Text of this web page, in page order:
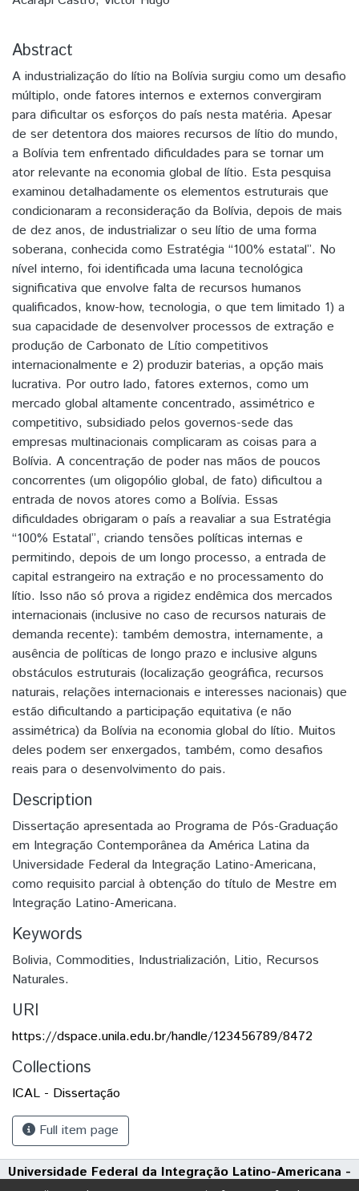
Abstract
A industrialização do lítio na Bolívia surgiu como um desafio
múltiplo, onde fatores internos e externos convergiram
para dificultar os esforços do país nesta matéria. Apesar
de ser detentora dos maiores recursos de lítio do mundo,
a Bolívia tem enfrentado dificuldades para se tornar um
ator relevante na economia global de lítio. Esta pesquisa
examinou detalhadamente os elementos estruturais que
condicionaram a reconsideração da Bolívia, depois de mais
de dez anos, de industrializar o seu lítio de uma forma
soberana, conhecida como Estratégia “100% estatal”. No
nível interno, foi identificada uma lacuna tecnológica
significativa que envolve falta de recursos humanos
qualificados, know-how, tecnologia, o que tem limitado 1) a
sua capacidade de desenvolver processos de extração e
produção de Carbonato de Lítio competitivos
internacionalmente e 2) produzir baterias, a opção mais
lucrativa. Por outro lado, fatores externos, como um
mercado global altamente concentrado, assimétrico e
competitivo, subsidiado pelos governos-sede das
empresas multinacionais complicaram as coisas para a
Bolívia. A concentração de poder nas mãos de poucos
concorrentes (um oligopólio global, de fato) dificultou a
entrada de novos atores como a Bolívia. Essas
dificuldades obrigaram o país a reavaliar a sua Estratégia
“100% Estatal”, criando tensões políticas internas e
permitindo, depois de um longo processo, a entrada de
capital estrangeiro na extração e no processamento do
lítio. Isso não só prova a rigidez endêmica dos mercados
internacionais (inclusive no caso de recursos naturais de
demanda recente): também demostra, internamente, a
ausência de políticas de longo prazo e inclusive alguns
obstáculos estruturais (localização geográfica, recursos
naturais, relações internacionais e interesses nacionais) que
estão dificultando a participação equitativa (e não
assimétrica) da Bolívia na economia global do lítio. Muitos
deles podem ser enxergados, também, como desafios
reais para o desenvolvimento do pais.
Description
Dissertação apresentada ao Programa de Pós-Graduação
em Integração Contemporânea da América Latina da
Universidade Federal da Integração Latino-Americana,
como requisito parcial à obtenção do título de Mestre em
Integração Latino-Americana.
Keywords
Bolivia, Commodities, Industrialización, Litio, Recursos
Naturales.
URI
https://dspace.unila.edu.br/handle/123456789/8472
Collections
ICAL - Dissertação
Full item page
Universidade Federal da Integração Latino-Americana -